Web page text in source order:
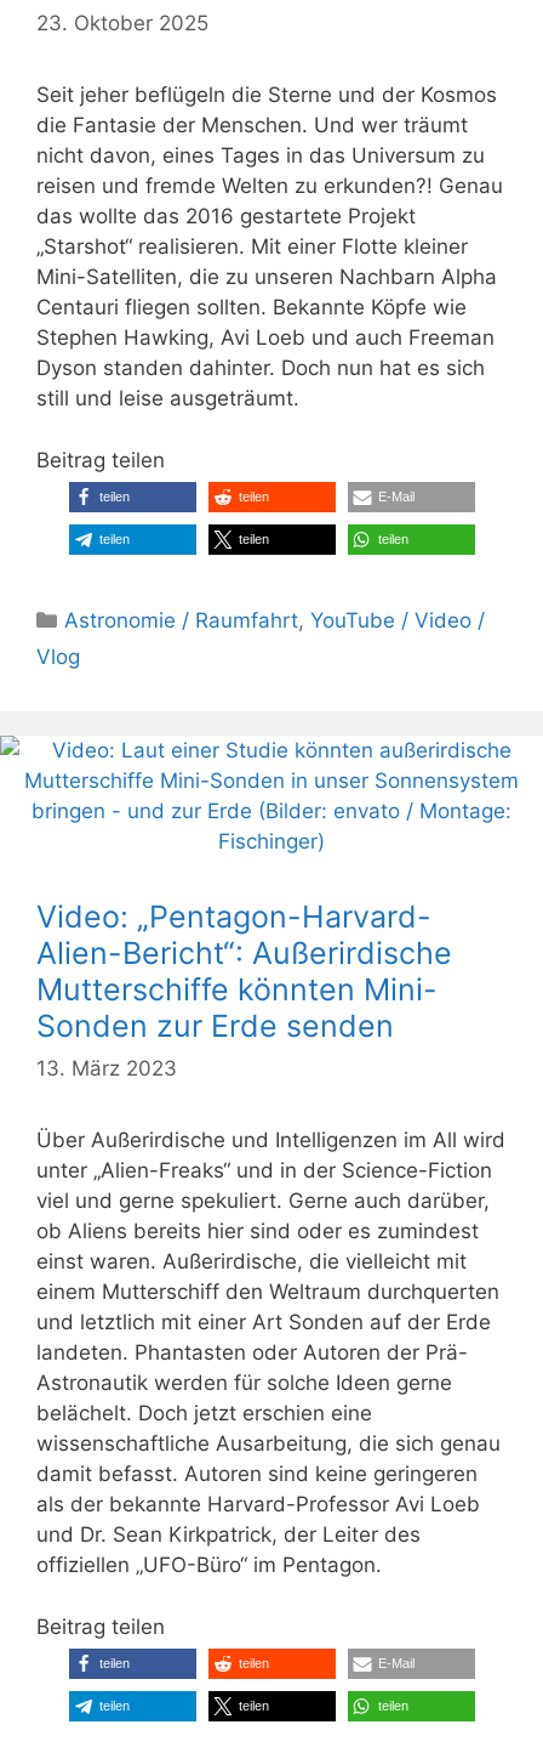
23. Oktober 2025
Seit jeher beflügeln die Sterne und der Kosmos
die Fantasie der Menschen. Und wer träumt
nicht davon, eines Tages in das Universum zu
reisen und fremde Welten zu erkunden?! Genau
das wollte das 2016 gestartete Projekt
„Starshot“ realisieren. Mit einer Flotte kleiner
Mini-Satelliten, die zu unseren Nachbarn Alpha
Centauri fliegen sollten. Bekannte Köpfe wie
Stephen Hawking, Avi Loeb und auch Freeman
Dyson standen dahinter. Doch nun hat es sich
still und leise ausgeträumt.
Beitrag teilen
teilen teilen E-Mail
teilen teilen teilen
Kategorien
Astronomie / Raumfahrt,YouTube / Video /
Vlog
Video: „Pentagon-Harvard-
Alien-Bericht“: Außerirdische
Mutterschiffe könnten Mini-
Sonden zur Erde senden
13. März 2023
Über Außerirdische und Intelligenzen im All wird
unter „Alien-Freaks“ und in der Science-Fiction
viel und gerne spekuliert. Gerne auch darüber,
ob Aliens bereits hier sind oder es zumindest
einst waren. Außerirdische, die vielleicht mit
einem Mutterschiff den Weltraum durchquerten
und letztlich mit einer Art Sonden auf der Erde
landeten. Phantasten oder Autoren der Prä-
Astronautik werden für solche Ideen gerne
belächelt. Doch jetzt erschien eine
wissenschaftliche Ausarbeitung, die sich genau
damit befasst. Autoren sind keine geringeren
als der bekannte Harvard-Professor Avi Loeb
und Dr. Sean Kirkpatrick, der Leiter des
offiziellen „UFO-Büro“ im Pentagon.
Beitrag teilen
teilen teilen E-Mail
teilen teilen teilen